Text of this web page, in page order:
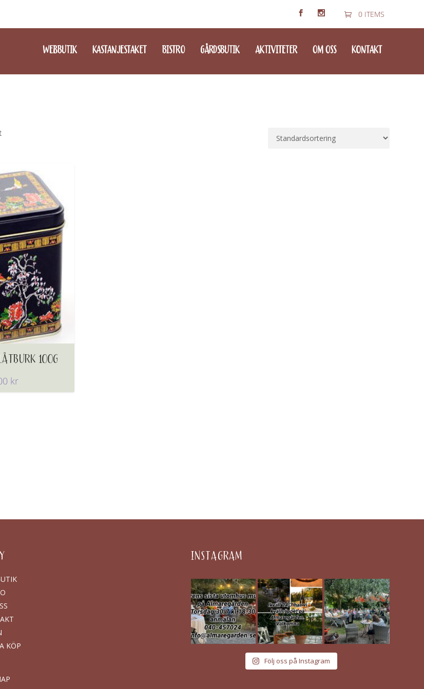
0 ITEMS
WEBBUTIK KASTANJESTAKET BISTRO GÅRDSBUTIK AKTIVITETER OM OSS KONTAKT
100G
kr
KÖP
INSTAGRAM
Följ oss på Instagram